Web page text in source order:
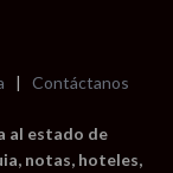
| Contáctanos
al estado de
notas, hoteles,